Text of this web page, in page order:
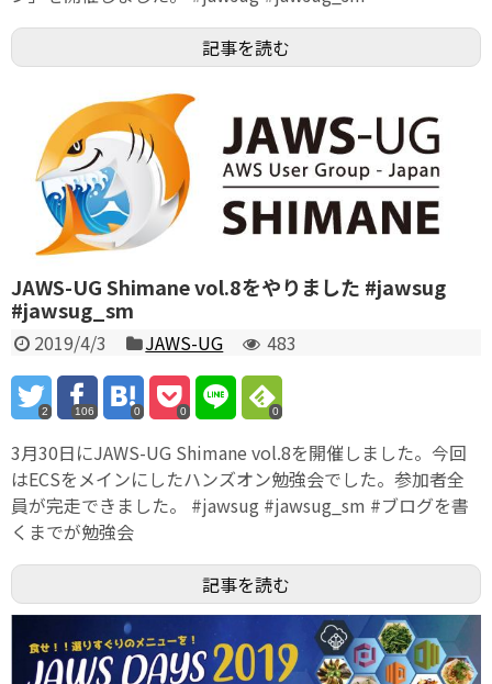
記事を読む
JAWS-UG Shimane vol.8をやりました #jawsug
#jawsug_sm
2019/4/3 JAWS-UG 483
2 106 0 0 0
3月30日にJAWS-UG Shimane vol.8を開催しました。今回
はECSをメインにしたハンズオン勉強会でした。参加者全
員が完走できました。 #jawsug #jawsug_sm #ブログを書
くまでが勉強会
記事を読む